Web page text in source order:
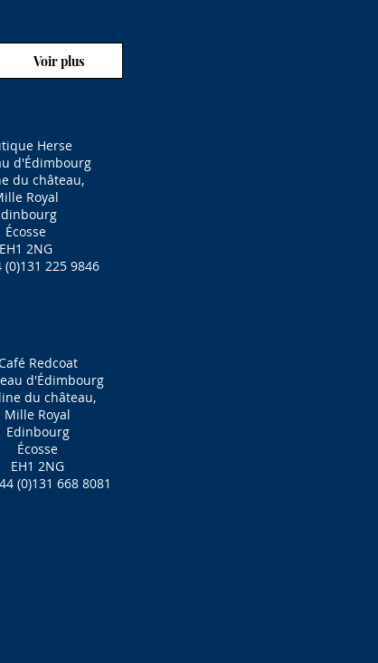
Voir plus
Herse
d'Édimbourg
du château,
Royal
Écosse
EH1 2NG
(0)131 225 9846
Redcoat
d'Édimbourg
du château,
Mille Royal
Edinbourg
Écosse
EH1 2NG
(0)131 668 8081